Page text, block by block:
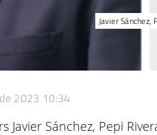
Javier
2023 10:34
Javier Sánchez, Pepi